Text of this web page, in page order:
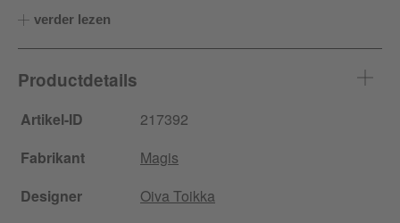
verder lezen
Productdetails
Artikel-ID
217392
Fabrikant
Magis
Designer
Oiva Toikka